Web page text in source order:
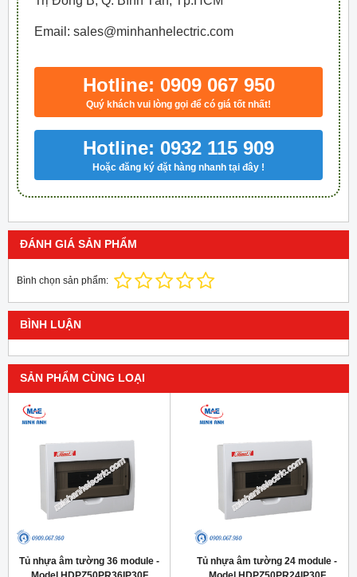
Email: sales@minhanhelectric.com
Hotline: 0909 067 950
Quý khách vui lòng gọi để có giá tốt nhất!
Hotline: 0932 115 909
Hoặc đăng ký đặt hàng nhanh tại đây !
ĐÁNH GIÁ SẢN PHẨM
Bình chọn sản phẩm:
BÌNH LUẬN
SẢN PHẨM CÙNG LOẠI
Tủ nhựa âm tường 36 module -
Tủ nhựa âm tường 24 module -